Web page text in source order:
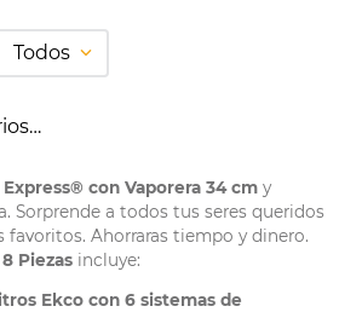
Todos
con Vaporera 34 cm y
Sorprende a todos tus seres queridos
favoritos. Ahorraras tiempo y dinero.
Piezas incluye:
Ekco con 6 sistemas de